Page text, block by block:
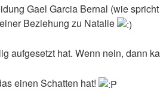
Gael Garcia Bernal (wie
Beziehung zu Natalie
aufgesetzt hat. Wenn nein, dann
einen Schatten hat!